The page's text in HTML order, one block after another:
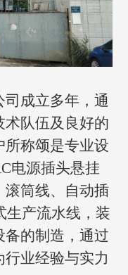
成立多年，通
术队伍及良好的
所称颂是专业设
电源插头悬挂
滚筒线、自动插
生产流水线，装
备的制造，通过
业经验与实力